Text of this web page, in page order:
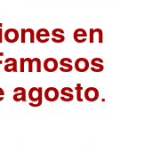
en
agosto.